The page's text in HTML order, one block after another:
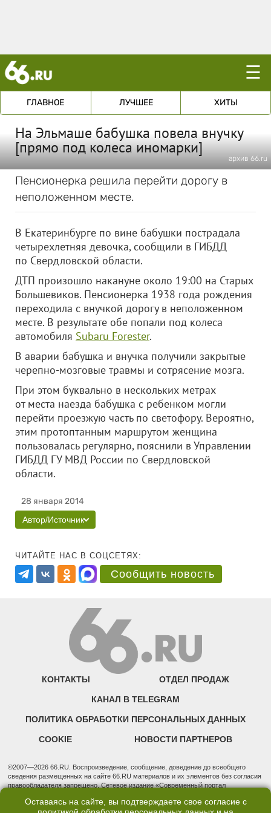
☰
ГЛАВНОЕ ЛУЧШЕЕ ХИТЫ
На Эльмаше бабушка повела внучку
[прямо под колеса иномарки]
архив 66.ru
Пенсионерка решила перейти дорогу в
неположенном месте.
В Екатеринбурге по вине бабушки пострадала
четырехлетняя девочка, сообщили в ГИБДД
по Свердловской области.
ДТП произошло накануне около 19:00 на Старых
Большевиков. Пенсионерка 1938 года рождения
переходила с внучкой дорогу в неположенном
месте. В результате обе попали под колеса
автомобиля Subaru Forester.
В аварии бабушка и внучка получили закрытые
черепно-мозговые травмы и сотрясение мозга.
При этом буквально в нескольких метрах
от места наезда бабушка с ребенком могли
перейти проезжую часть по светофору. Вероятно,
этим протоптанным маршрутом женщина
пользовалась регулярно, пояснили в Управлении
ГИБДД ГУ МВД России по Свердловской
области.
28 января 2014
Автор/Источник
ЧИТАЙТЕ НАС В СОЦСЕТЯХ:
Сообщить новость
КОНТАКТЫ ОТДЕЛ ПРОДАЖ
КАНАЛ В TELEGRAM
ПОЛИТИКА ОБРАБОТКИ ПЕРСОНАЛЬНЫХ ДАННЫХ
COOKIE НОВОСТИ ПАРТНЕРОВ
©2007—2026 66.RU. Воспроизведение, сообщение, доведение до всеобщего
сведения размещенных на сайте 66.RU материалов и их элементов без согласия
правообладателя запрещено. Сетевое издание «Современный портал
надзору в сфере связи, информационных технологий и массовых коммуникаций
Оставаясь на сайте, вы подтверждаете свое согласие с